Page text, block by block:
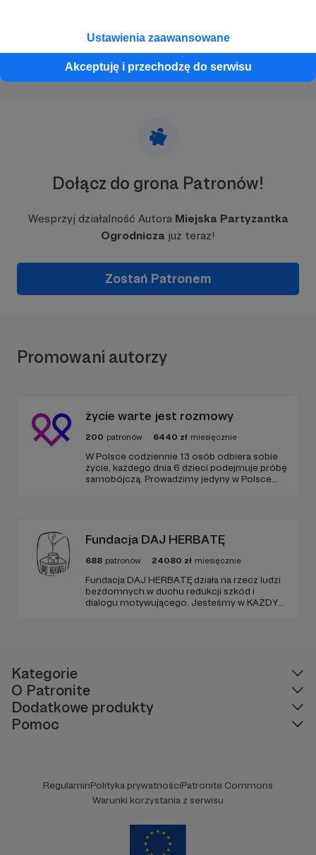
Ustawienia zaawansowane
Akceptuję i przechodzę do serwisu
Dołącz do grona Patronów!
Wesprzyj działalność Autora Miejska Partyzantka
Ogrodnicza już teraz!
Zostań Patronem
Promowani autorzy
życie warte jest rozmowy
200 patronów 6440 zł miesięcznie
W Polsce codziennie 13 osób odbiera sobie
życie, każdego dnia 6 dzieci podejmuje próbę
samobójczą. Prowadzimy jedyny w Polsce
pomóc.
Fundacja DAJ HERBATĘ
688 patronów 24080 zł miesięcznie
Fundacja DAJ HERBATĘ działa na rzecz ludzi
bezdomnych w duchu redukcji szkód i
dialogu motywującego. Jesteśmy w KAŻDY
Kategorie
O Patronite
Dodatkowe produkty
Pomoc
RegulaminPolityka prywatnościPatronite Commons
Warunki korzystania z serwisu